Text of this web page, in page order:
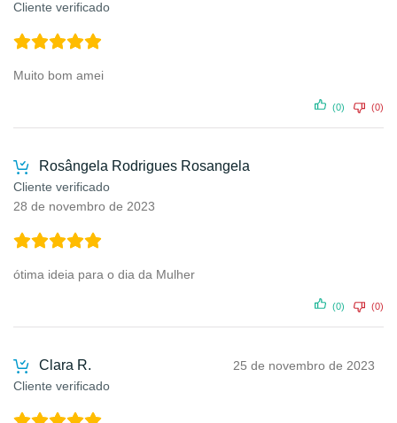
Cliente verificado
Muito bom amei
(0) (0)
Rosângela Rodrigues Rosangela
Cliente verificado
28 de novembro de 2023
ótima ideia para o dia da Mulher
(0) (0)
Clara R.
Cliente verificado
25 de novembro de 2023